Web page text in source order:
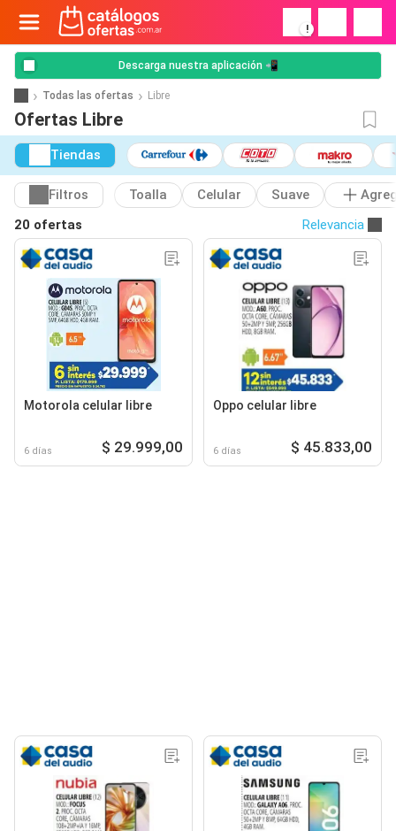
!
Descarga nuestra aplicación 📲
Todas las ofertas Libre
Ofertas Libre
Tiendas
Filtros Toalla Celular Suave
20 ofertas
Relevancia
Motorola celular libre
6 días $ 29.999,00
Oppo celular libre
6 días $ 45.833,00